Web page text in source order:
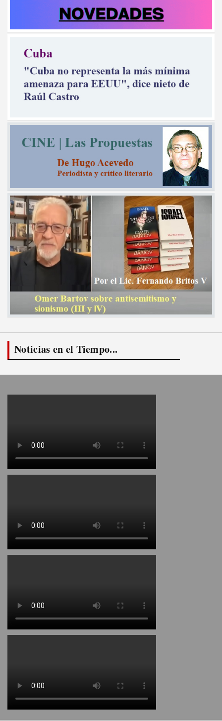
Noticias en el Tiempo...